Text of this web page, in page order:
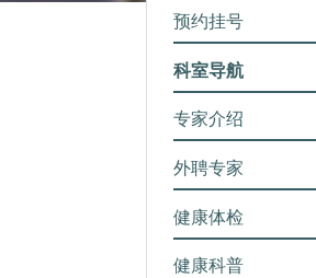
预约挂号
科室导航
专家介绍
外聘专家
健康体检
健康科普